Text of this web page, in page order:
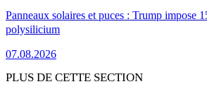
Panneaux solaires et puces : Trump impose
polysilicium
07.08.2026
PLUS DE CETTE SECTION